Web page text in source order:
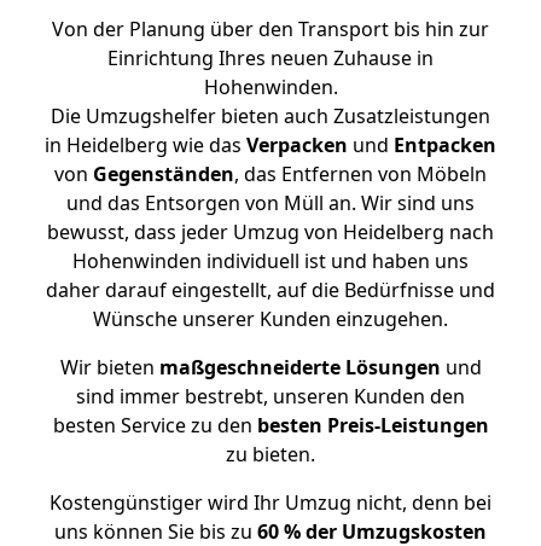
Von der Planung über den Transport bis hin zur
Einrichtung Ihres neuen Zuhause in
Hohenwinden.
Die Umzugshelfer bieten auch Zusatzleistungen
in Heidelberg wie das Verpacken und Entpacken
von Gegenständen, das Entfernen von Möbeln
und das Entsorgen von Müll an. Wir sind uns
bewusst, dass jeder Umzug von Heidelberg nach
Hohenwinden individuell ist und haben uns
daher darauf eingestellt, auf die Bedürfnisse und
Wünsche unserer Kunden einzugehen.
Wir bieten maßgeschneiderte Lösungen und
sind immer bestrebt, unseren Kunden den
besten Service zu den besten Preis-Leistungen
zu bieten.
Kostengünstiger wird Ihr Umzug nicht, denn bei
uns können Sie bis zu 60 % der Umzugskosten